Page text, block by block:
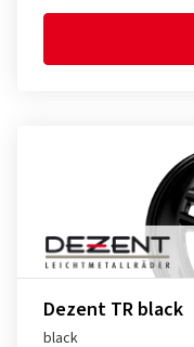
Dezent TR black
black